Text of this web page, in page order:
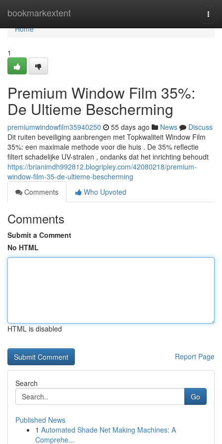
bookmarkextent
Home
Home
1
Premium Window Film 35%:
De Ultieme Bescherming
premiumwindowfilm35940250 55 days ago News
Discuss
Dit ruiten beveiliging aanbrengen met Topkwaliteit Window Film
35%: een maximale methode voor die huis . De 35% reflectie
filtert schadelijke UV-stralen , ondanks dat het inrichting behoudt
https://brianimdh992812.blogripley.com/42080218/premium-
window-film-35-de-ultieme-bescherming
Comments
Who Upvoted
Comments
Submit a Comment
No HTML
HTML is disabled
Report Page
Search
Go
Published News
1 Automated Shade Net Making Machines: A
Comprehe...